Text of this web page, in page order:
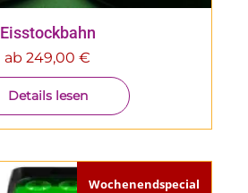
Eisstockbahn
ab 249,00 €
Details lesen
Wochenendspecial